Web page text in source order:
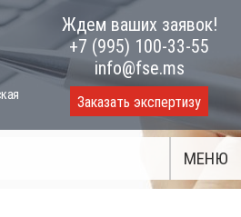
Ждем ваших заявок!
+7 (995) 100-33-55
info@fse.ms
Заказать экспертизу
МЕНЮ